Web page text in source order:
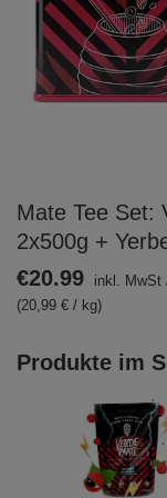
Mate Tee Set:
2x500g +
Produkte im
€20.99 inkl. MwSt
(20,99 € / kg)